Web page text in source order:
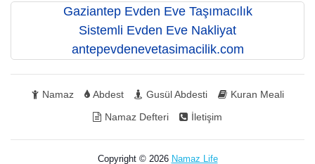
Gaziantep Evden Eve Taşımacılık
Sistemli Evden Eve Nakliyat
antepevdenevetasimacilik.com
Namaz Abdest Gusül Abdesti
Kuran Meali
Namaz Defteri
İletişim
Copyright © 2026 Namaz Life